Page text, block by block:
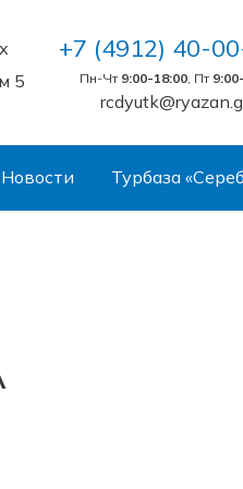
5
+7 (4912) 40-
Пн-Чт 9:00-18:00, Пт
Новости Турбаза